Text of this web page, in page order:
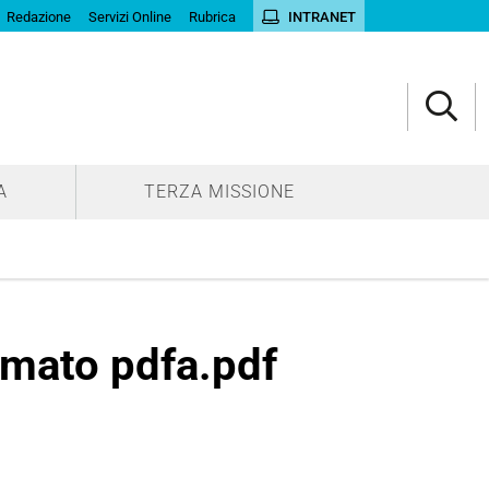
Redazione Servizi Online Rubrica INTRANET
TERZA MISSIONE
pdfa.pdf